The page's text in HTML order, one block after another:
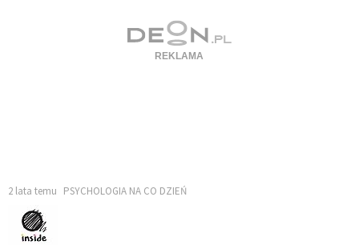
2 lata temu PSYCHOLOGIA NA CO DZIEŃ